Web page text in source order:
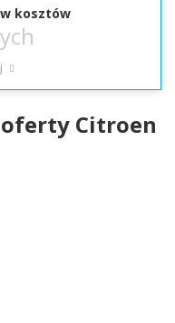
kosztów
Citroen